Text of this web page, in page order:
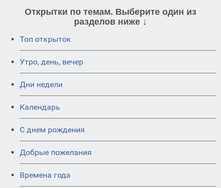
Открытки по темам. Выберите один из
разделов ниже ↓
Топ открыток
Утро, день, вечер
Дни недели
Календарь
C днем рождения
Добрые пожелания
Времена года